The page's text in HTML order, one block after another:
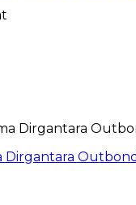
Dirgantara